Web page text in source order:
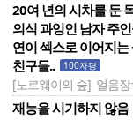
20여 년의 시차를 둔
의식 과잉인 남자 주
연이 섹스로 이어지
친구들..
100자평
[노르웨이의 숲] 얼음
재능을 시기하지 않음